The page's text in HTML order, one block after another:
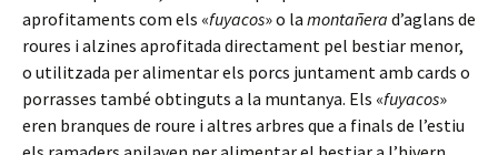
aprofitaments com els «fuyacos» o la montañera d’aglans de
roures i alzines aprofitada directament pel bestiar menor,
o utilitzada per alimentar els porcs juntament amb cards o
porrasses també obtinguts a la muntanya. Els «fuyacos»
eren branques de roure i altres arbres que a finals de l’estiu